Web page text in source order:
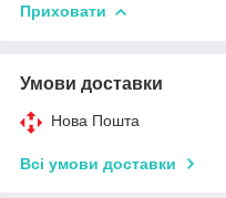
Приховати
Умови доставки
Нова Пошта
Всі умови доставки